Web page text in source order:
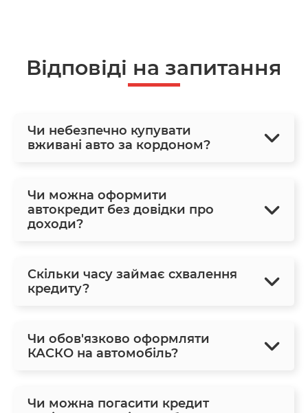
Відповіді на запитання
Чи небезпечно купувати
вживані авто за кордоном?
Чи можна оформити
автокредит без довідки про
доходи?
Скільки часу займає схвалення
кредиту?
Чи обов'язково оформляти
КАСКО на автомобіль?
Чи можна погасити кредит